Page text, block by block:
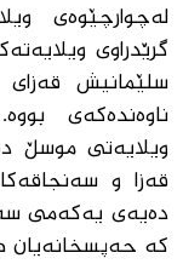
لەچوارچێوەی
گرێدراوی
سلێمانیش
ناوەندەكەی
ویلایەتی موسڵ
قەزا و
دەیەی یەكەمی
كە حەپسخانەیان